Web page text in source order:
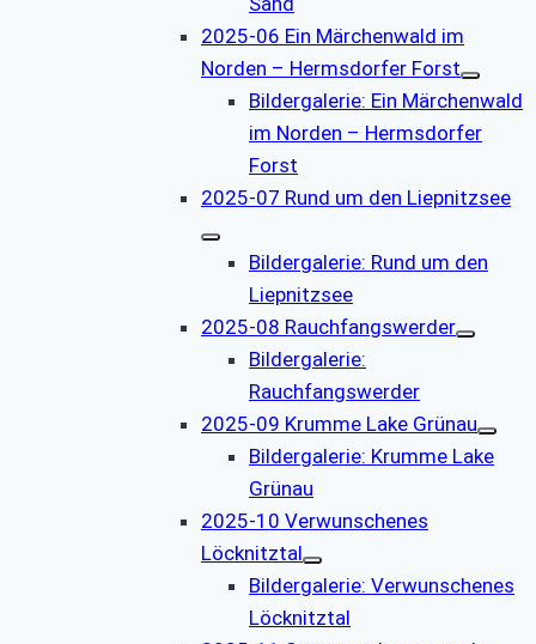
2025-06 Ein Märchenwald im
Norden – Hermsdorfer Forst
Bildergalerie: Ein Märchenwald
im Norden – Hermsdorfer
Forst
2025-07 Rund um den Liepnitzsee
Bildergalerie: Rund um den
Liepnitzsee
2025-08 Rauchfangswerder
Bildergalerie:
Rauchfangswerder
2025-09 Krumme Lake Grünau
Bildergalerie: Krumme Lake
Grünau
2025-10 Verwunschenes
Löcknitztal
Bildergalerie: Verwunschenes
Löcknitztal